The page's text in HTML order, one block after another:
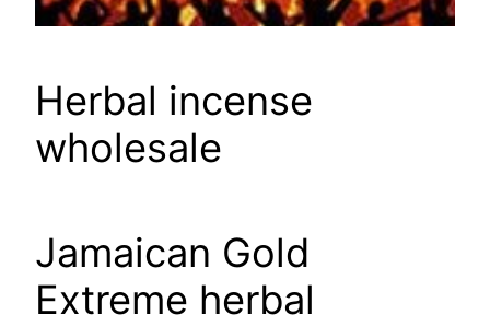
Herbal incense
wholesale
Jamaican Gold
Extreme herbal